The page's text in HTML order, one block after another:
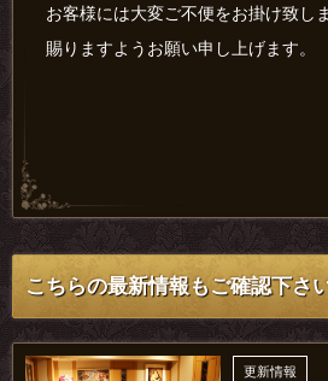
お客様には大変ご不便をお掛け致し
賜りますようお願い申し上げます。
こちらの最新情報もご確認下さ
更新情報